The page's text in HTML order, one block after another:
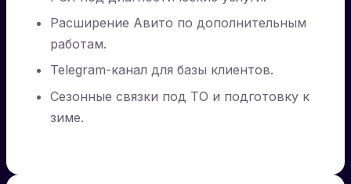
Расширение Авито по дополнительным
работам.
Telegram-канал для базы клиентов.
Сезонные связки под ТО и подготовку к
зиме.